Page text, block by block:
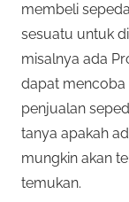
membeli
sesuatu untuk
misalnya ada
dapat mencoba
penjualan
tanya apakah
mungkin akan
temukan.